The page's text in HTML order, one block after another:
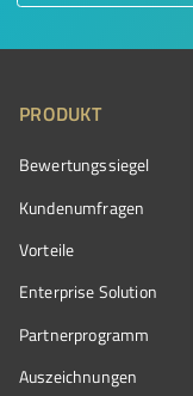
PRODUKT
Bewertungssiegel
Kundenumfragen
Vorteile
Enterprise Solution
Partnerprogramm
Auszeichnungen